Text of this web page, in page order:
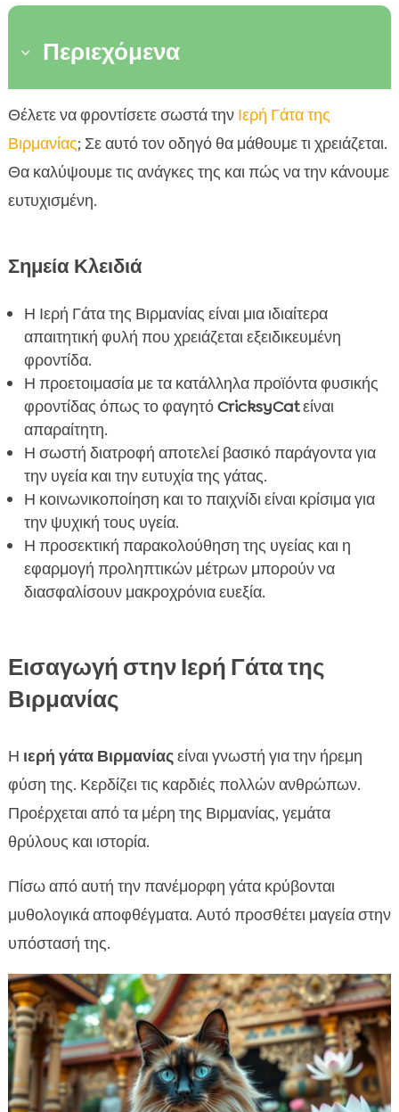
3 Περιεχόμενα
 Εισαγωγή στην Ιερή Γάτα της Βιρμανίας
 Χαρακτηριστικά και Προσωπικότητα της Ιερής
Γάτας της Βιρμανίας
Προετοιμασία του Σπιτιού για την Ιερή Γάτα της
Βιρμανίας
 Υγεία και Συγκεκριμένες Φροντίδες
Η Σημασία της Κοινωνικοποίησης
Παιχνίδια και Άσκηση
 Δημιουργία του Ιδανικού Περιβάλλοντος
 Όλα για τις Ανάγκες της Ιερής Γάτας της
Βιρμανίας
 Εκπαίδευση και Συμπεριφορά
 Η Σωστή Διατροφή για την
FAQ
Θέλετε να φροντίσετε σωστά την Ιερή Γάτα της
Βιρμανίας; Σε αυτό τον οδηγό θα μάθουμε τι χρειάζεται.
Θα καλύψουμε τις ανάγκες της και πώς να την κάνουμε
ευτυχισμένη.
Σημεία Κλειδιά
Η Ιερή Γάτα της Βιρμανίας είναι μια ιδιαίτερα
απαιτητική φυλή που χρειάζεται εξειδικευμένη
φροντίδα.
Η προετοιμασία με τα κατάλληλα προϊόντα φυσικής
φροντίδας όπως το φαγητόCricksyCatείναι
απαραίτητη.
Η σωστή διατροφή αποτελεί βασικό παράγοντα για
την υγεία και την ευτυχία της γάτας.
Η κοινωνικοποίηση και το παιχνίδι είναι κρίσιμα για
την ψυχική τους υγεία.
Η προσεκτική παρακολούθηση της υγείας και η
εφαρμογή προληπτικών μέτρων μπορούν να
διασφαλίσουν μακροχρόνια ευεξία.
Εισαγωγή στην Ιερή Γάτα της
Βιρμανίας
Η ιερή γάτα Βιρμανίαςείναι γνωστή για την ήρεμη
φύση της. Κερδίζει τις καρδιές πολλών ανθρώπων.
Προέρχεται από τα μέρη της Βιρμανίας, γεμάτα
θρύλους και ιστορία.
Πίσω από αυτή την πανέμορφη γάτα κρύβονται
μυθολογικά αποφθέγματα. Αυτό προσθέτει μαγεία στην
υπόστασή της.